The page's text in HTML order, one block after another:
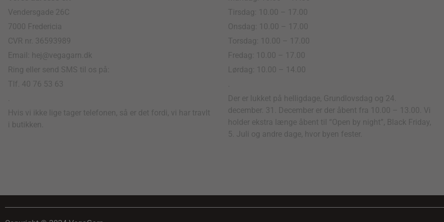
Vendersgade 26C
7000 Fredericia
CVR nr. 36593989
Email: hej@vegagarn.dk
Ring eller send SMS til os på:
Tlf. 40 76 53 63
Hvis vi ikke lige tager telefonen, så er det fordi, vi har travlt
i butikken.
Tirsdag: 10.00 – 17.00
Onsdag: 10.00 – 17.00
Torsdag: 10.00 – 17.00
Fredag: 10.00 – 17.00
Lørdag: 10.00 – 14.00
Der er lukket på helligdage, Grundlovsdag og 24.
december. 31. December er der åbent fra 10.00 – 13.00. Vi
holder ekstra længe åbent til “Open by night”, Black Friday,
5. Juli og andre dage, hvor byen fester.